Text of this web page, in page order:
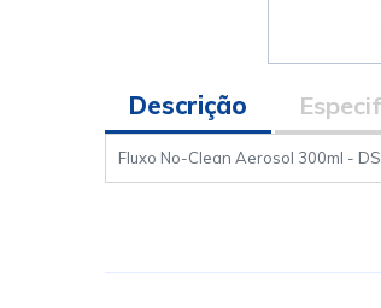
Descrição
Fluxo No-Clean Aerosol 300ml -